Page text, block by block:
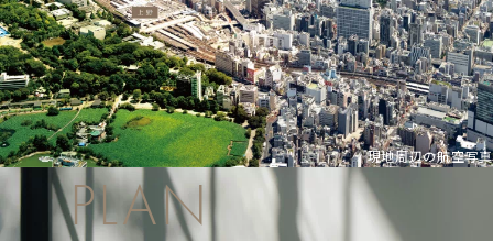
現地周辺の航空写真
PLAN